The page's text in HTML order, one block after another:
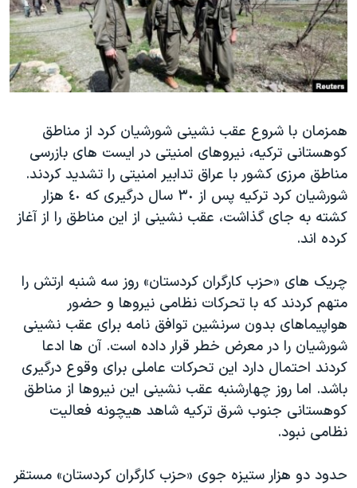
فرهنگ و زندگی
حقوق شهروندی
اقتصادی
اسرائیل در جنگ
گالری عکس
آرشیو پخش زنده
مستندها
انتخابات ریاست جمهوری آمریکا ۲۰۲۴
حمله جمهوری اسلامی به اسرائیل
ورزش زنان در ایران
اعتراضات زن، زندگی، آزادی
مجموعه مستندهای دادخواهی
تریبونال مردمی آبان ۹۸
دادگاه حمید نوری
چهل سال گروگان‌گیری
قانون شفافیت دارائی کادر رهبری ایران
اعتراضات مردمی آبان ۹۸
اسرائیل در جنگ
نرگس محمدی برنده جایزه نوبل صلح
همایش محافظه‌کاران آمریکا «سی‌پک»
سفر پرزیدنت ترامپ به چین
دنبال کنید
زبانهای مختلف
همزمان با شروع عقب نشینی شورشیان کرد از مناطق
کوهستانی ترکیه، نیروهای امنیتی در ایست های بازرسی
مناطق مرزی کشور با عراق تدابیر امنیتی را تشدید کردند.
شورشیان کرد ترکیه پس از ٣٠ سال درگیری که ٤٠ هزار
کشته به جای گذاشت، عقب نشینی از این مناطق را از آغاز
کرده اند.
چریک های «حزب کارگران کردستان» روز سه شنبه ارتش را
متهم کردند که با تحرکات نظامی نیروها و حضور
هواپیماهای بدون سرنشین توافق نامه برای عقب نشینی
شورشیان را در معرض خطر قرار داده است. آن ها ادعا
کردند احتمال دارد این تحرکات عاملی برای وقوع درگیری
باشد. اما روز چهارشنبه عقب نشینی این نیروها از مناطق
کوهستانی جنوب شرق ترکیه شاهد هیچونه فعالیت
نظامی نبود.
حدود دو هزار ستیزه جوی «حزب کارگران کردستان» مستقر